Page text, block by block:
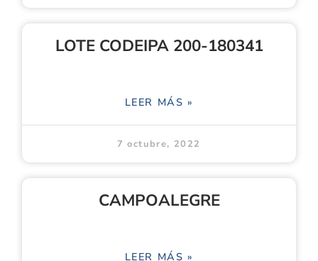
LOTE CODEIPA 200-180341
LEER MÁS »
7 octubre, 2022
CAMPOALEGRE
LEER MÁS »